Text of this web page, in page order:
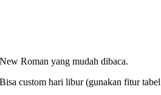
Roman yang mudah dibaca.
custom hari libur (gunakan fitur